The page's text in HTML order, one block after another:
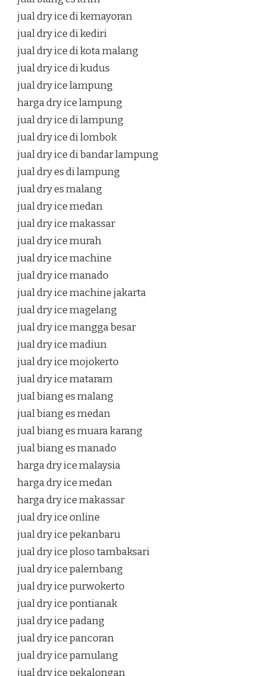
jual dry ice di kemayoran
jual dry ice di kediri
jual dry ice di kota malang
jual dry ice di kudus
jual dry ice lampung
harga dry ice lampung
jual dry ice di lampung
jual dry ice di lombok
jual dry ice di bandar lampung
jual dry es di lampung
jual dry es malang
jual dry ice medan
jual dry ice makassar
jual dry ice murah
jual dry ice machine
jual dry ice manado
jual dry ice machine jakarta
jual dry ice magelang
jual dry ice mangga besar
jual dry ice madiun
jual dry ice mojokerto
jual dry ice mataram
jual biang es malang
jual biang es medan
jual biang es muara karang
jual biang es manado
harga dry ice malaysia
harga dry ice medan
harga dry ice makassar
jual dry ice online
jual dry ice pekanbaru
jual dry ice ploso tambaksari
jual dry ice palembang
jual dry ice purwokerto
jual dry ice pontianak
jual dry ice padang
jual dry ice pancoran
jual dry ice pamulang
jual dry ice pekalongan